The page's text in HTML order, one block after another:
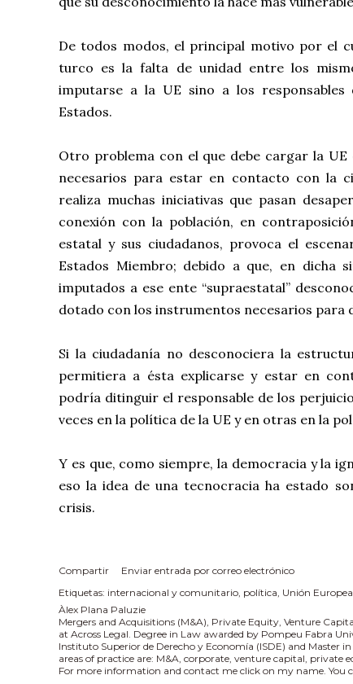
De todos modos, el principal motivo por el
turco es la falta de unidad entre los
imputarse a la UE sino a los
Estados.
Otro problema con el que debe cargar la
necesarios para estar en contacto con la
realiza muchas iniciativas que pasan
conexión con la población, en
estatal y sus ciudadanos, provoca el
Estados Miembro; debido a que, en dicha
imputados a ese ente “supraestatal”
dotado con los instrumentos necesarios para
Si la ciudadanía no desconociera la
permitiera a ésta explicarse y estar en
podría ditinguir el responsable de los
veces en la política de la UE y en otras en la
Y es que, como siempre, la democracia y la
eso la idea de una tecnocracia ha estado
crisis.
Compartir
Enviar entrada por correo electrónico
Etiquetas: internacional y comunitario política Unión Europea
Àlex Plana Paluzie
Mergers and Acquisitions (M&A), Private Equity, Venture
at Across Legal. Degree in Law awarded by Pompeu Fabra
Instituto Superior de Derecho y Economía (ISDE) and Master
areas of practice are: M&A, corporate, venture capital, private
For more information and contact me click on my name. You